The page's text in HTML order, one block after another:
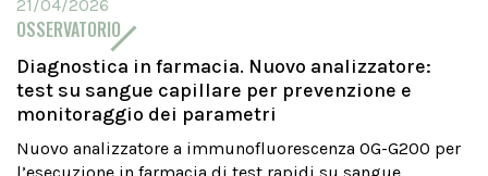
21/04/2026
OSSERVATORIO
Diagnostica in farmacia. Nuovo analizzatore:
test su sangue capillare per prevenzione e
monitoraggio dei parametri
Nuovo analizzatore a immunofluorescenza OG-G200 per